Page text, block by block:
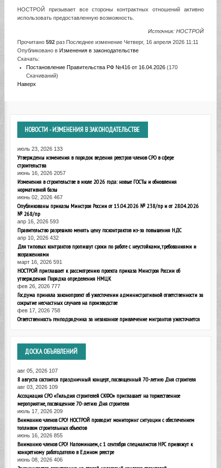
НОСТРОЙ призывает все стороны контрактных отношений активно
использовать предоставленную возможность.
Источник: НОСТРОЙ
Прочитано 592раз Последнее изменение Четверг, 16 апреля 2026 11:11
Опубликовано в Изменения в законодательстве
Скачать:
Постановление Правительства РФ №416 от 16.04.2026 (170
Скачиваний)
Наверх
НОВОСТИ- ИЗМЕНЕНИЯ В ЗАКОНОДАТЕЛЬСТВЕ
июль 23, 2026 133
Утверждены изменения в порядок ведения реестров членов СРО в сфере
строительства
июнь 16, 2026 2057
Изменения в строительстве в июле 2026 года: новые ГОСТы и обновления
нормативной базы
июнь 02, 2026 467
Опубликованы приказы Минстроя России от 15.04.2026 № 238/пр и от 28.04.2026
№ 268/пр
апр 16, 2026 593
Правительство разрешило менять цену госконтрактов из-за повышения НДС
апр 10, 2026 432
Для типовых контрактов пропишут сроки по работе с неустойками, требованиями и
возражениями
март 16, 2026 591
НОСТРОЙ приглашает к рассмотрению проекта приказа Минстроя России об
утверждения Порядка определения НМЦК
фев 26, 2026 777
Госдума приняла законопроект об ужесточении административной ответственности за
сокрытие несчастных случаев на производстве
фев 17, 2026 758
Ответственность генподрядчика за незаконное привлечение мигрантов ужесточается
ДОСКАОБЪЯВЛЕНИЙ
авг 05, 2026 107
8 августа состоится праздничный концерт, посвященный 70-летию Дня строителя
авг 03, 2026 109
Ассоциация СРО «Гильдия строителей СКФО» приглашает на торжественное
мероприятие, посвященное 70-летию Дня строителя
июль 17, 2026 209
Вниманию членов СРО! НОСТРОЙ проводит мониторинг ситуации с обеспечением
топливом строительных объектов
июнь 16, 2026 855
Вниманию членов СРО! Напоминаем, с 1 сентября специалистов НРС привяжут к
конкретному работодателю в Едином реестре
июнь 08, 2026 406